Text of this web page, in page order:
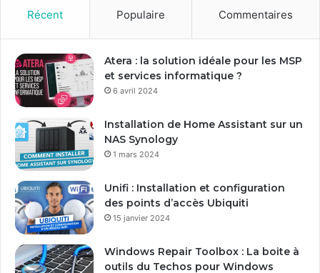
r
e
a
d
s
e
m
a
Récent Populaire Commentaires
Atera : la solution idéale pour les MSP
et services informatique ?
6 avril 2024
Installation de Home Assistant sur un
NAS Synology
1 mars 2024
Unifi : Installation et configuration
des points d’accès Ubiquiti
15 janvier 2024
Windows Repair Toolbox : La boite à
outils du Techos pour Windows